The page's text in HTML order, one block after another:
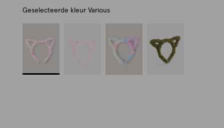
Geselecteerde kleur Various